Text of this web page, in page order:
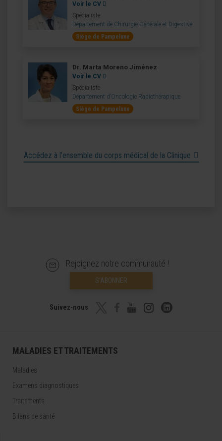
Voir le CV
Spécialiste
Département de Chirurgie Générale et Digestive
Siège de Pampelune
Dr. Marta Moreno Jiménez
Voir le CV
Spécialiste
Département d’Oncologie Radiothérapique
Siège de Pampelune
Accédez à l’ensemble du corps médical de la Clinique
Rejoignez notre communauté !
S’ABONNER
Suivez-nous
MALADIES ET TRAITEMENTS
Maladies
Examens diagnostiques
Traitements
Bilans de santé